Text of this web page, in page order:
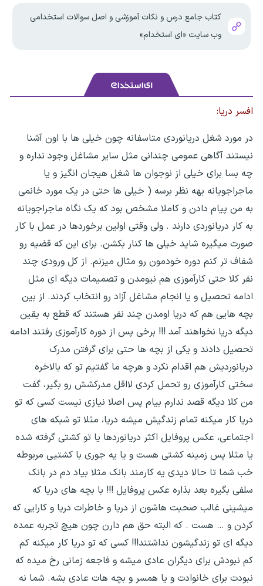
کتاب جامع درس و نکات آموزشی و اصل سوالات استخدامی
وب سایت «ای استخدام»
افسر دریا:
در مورد شغل دریانوردی متاسفانه چون خیلی ها با اون آشنا
نیستند آگاهی عمومی چندانی مثل سایر مشاغل وجود نداره و
چه بسا برای خیلی از نوجوان ها شغل هیجان انگیز و یا
ماجراجویانه بهه نظر برسه ( خیلی ها حتی در یک مورد خانمی
به من پیام دادن و کاملا مشخص بود که یک نگاه ماجراجویانه
به کار دریانوردی دارند . ولی وقتی اولین برخوردها در عمل با کار
صورت میگیره شاید خیلی ها کنار بکشن. برای این که قضیه رو
شفاف تر کنم دوره خودمون رو مثال میزنم. از کل ورودی چند
نفر کلا حتی کارآموزی هم نیومدن و تصمیمات دیگه ای مثل
ادامه تحصیل و یا انجام مشاغل آزاد رو انتخاب کردند. از بین
بچه هایی هم که دریا اومدن چند نفر هستند که قطع به یقین
دیگه دریا نخواهند آمد !!! برخی پس از دوره کارآموزی رفتند ادامه
تحصیل دادند و یکی از بچه ها حتی برای گرفتن مدرک
دریانوردیش هم اقدام نکرد و هرچه ما گفتیم تو که بالاخره
سختی کارآموزی رو تحمل کردی لااقل مدرکشش رو بگیر، گفت
من کلا دیگه قصد ندارم بیام پس اصلا نیازی نیست کسی که تو
دریا کار میکنه تمام زندگیش میشه دریا، مثلا تو شبکه های
اجتماعی، عکس پروفایل اکثر دریانوردها یا تو کشتی گرفته شده
یا مثلا پس زمینه کشتی هست و یا یه جوری با کشتیی مربوطه
خب شما تا حالا دیدی یه کارمند بانک مثلا بیاد دم در بانک
سلفی بگیره بعد بذاره عکس پروفایل !!! با بچه های دریا که
میشینی غالب صحبت هاشون از دریا و خاطرات دریا و کارایی که
کردن و … هست . که البته حق هم دارن چون هیچ تجربه عمده
دیگه ای تو زندگیشون نداشتند!!! کسی که تو دریا کار میکنه کم
کم نبودش برای دیگران عادی میشه و فاجعه زمانی رخ میده که
نبودت برای خانوادت و یا همسر و بچه هات عادی بشه. شما نه